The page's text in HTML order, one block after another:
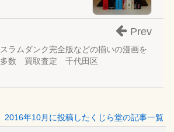
スラムダンク完全版などの揃いの漫画を
多数 買取査定 千代田区
Prev
2016年10月に投稿したくじら堂の記事一覧